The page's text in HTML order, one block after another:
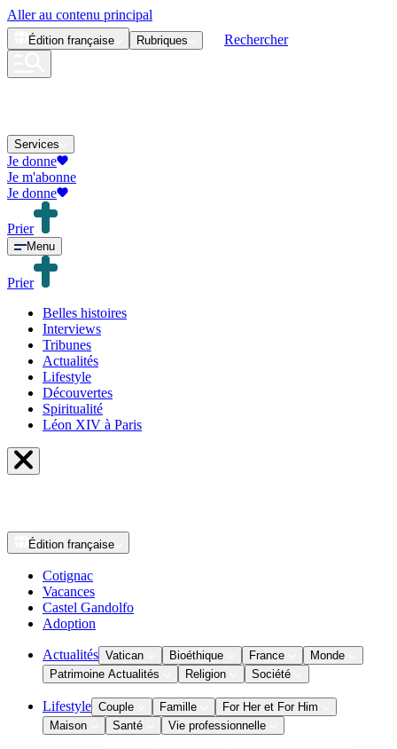
Aller au contenu principal
Édition française Rubriques Rechercher
Services
Je donne
Je m'abonne
Je donne
Prier
Menu
Prier
Belles histoires
Interviews
Tribunes
Actualités
Lifestyle
Découvertes
Spiritualité
Léon XIV à Paris
Édition française
Cotignac
Vacances
Castel Gandolfo
Adoption
Actualités Vatican Bioéthique France
Monde
Patrimoine Actualités
Religion Société
Lifestyle Couple Famille
For Her et For Him
Maison
Santé Vie professionnelle